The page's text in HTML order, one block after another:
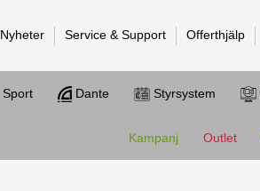
Nyheter Service & Support Offerthjälp
Sport Dante Styrsystem
Kampanj Outlet